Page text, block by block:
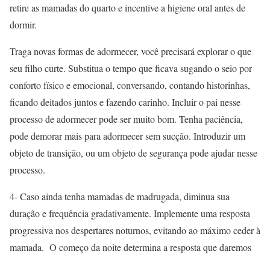
retire as mamadas do quarto e incentive a higiene oral antes de
dormir.
Traga novas formas de adormecer, você precisará explorar o que
seu filho curte. Substitua o tempo que ficava sugando o seio por
conforto físico e emocional, conversando, contando historinhas,
ficando deitados juntos e fazendo carinho. Incluir o pai nesse
processo de adormecer pode ser muito bom. Tenha paciência,
pode demorar mais para adormecer sem sucção. Introduzir um
objeto de transição, ou um objeto de segurança pode ajudar nesse
processo.
4- Caso ainda tenha mamadas de madrugada, diminua sua
duração e frequência gradativamente. Implemente uma resposta
progressiva nos despertares noturnos, evitando ao máximo ceder à
mamada. O começo da noite determina a resposta que daremos